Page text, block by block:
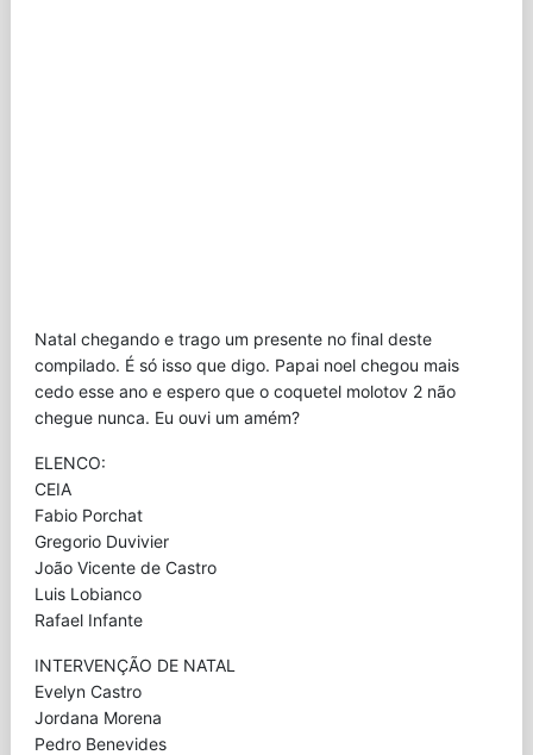
Natal chegando e trago um presente no final deste
compilado. É só isso que digo. Papai noel chegou mais
cedo esse ano e espero que o coquetel molotov 2 não
chegue nunca. Eu ouvi um amém?
ELENCO:
CEIA
Fabio Porchat
Gregorio Duvivier
João Vicente de Castro
Luis Lobianco
Rafael Infante
INTERVENÇÃO DE NATAL
Evelyn Castro
Jordana Morena
Pedro Benevides